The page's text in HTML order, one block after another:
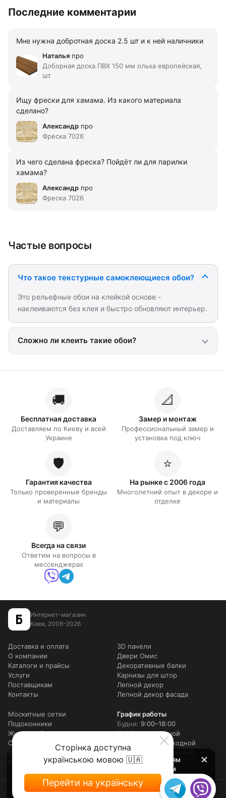
Последние комментарии
Мне нужна добротная доска 2.5 шт и к ней наличники
Наталья про
Доборная доска ПВХ 150 мм ольха европейская,
шт
Ищу фрески для хамама. Из какого материала
сделано?
Александр про
Фреска 7026
Из чего сделана фреска? Пойдёт ли для парилки
хамама?
Александр про
Фреска 7026
Частые вопросы
Что такое текстурные самоклеющиеся обои?
Это рельефные обои на клейкой основе -
наклеиваются без клея и быстро обновляют интерьер.
Сложно ли клеить такие обои?
🚚
Бесплатная доставка
Доставляем по Киеву и всей
Украине
📐
Замер и монтаж
Профессиональный замер и
установка под ключ
🛡️
Гарантия качества
Только проверенные бренды
и материалы
⭐
На рынке с 2006 года
Многолетний опыт в декоре и
отделке
💬
Всегда на связи
Ответим на вопросы в
мессенджерах
Интернет-магазин
Киев, 2006–2026
Доставка и оплата
О компании
Каталоги и прайсы
Услуги
Поставщикам
Контакты
3D панели
Двери Омис
Декоративные балки
Карнизы для штор
Лепной декор
Лепной декор фасада
Москитные сетки
Подоконники
Жидкие обои
Столешницы для столов
Фотошторы
Карта сайта
График работы
Будни: 9:00–18:00
Суббота:выходной
Воскресенье:выходной
Онлайн:
Политика конфиденциальностиПолитика cookies
Внимание! Мы работаем c 9 до 18 по будням
(шоу рум до 17-00), в субботу в телефоном
режиме с 10 до 16, и в воскресенье выходные.
Оформляйте заказы онлайн в любое время, и мы
Сторінка доступна
українською мовою 🇺🇦
Перейти на українську